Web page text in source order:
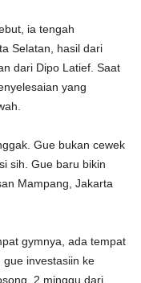
ia tengah
Selatan, hasil dari
dari Dipo Latief. Saat
yang
Gue bukan cewek
sih. Gue baru bikin
Mampang, Jakarta
gymnya, ada tempat
investasiin ke
2 minggu dari